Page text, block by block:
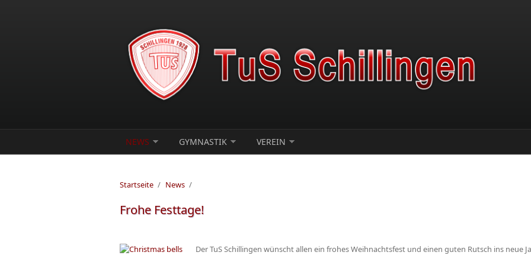
NEWS GYMNASTIK VEREIN
Startseite / News /
Frohe Festtage!
Der TuS Schillingen wünscht allen ein frohes Weihnachtsfest und einen guten Rutsch ins neue